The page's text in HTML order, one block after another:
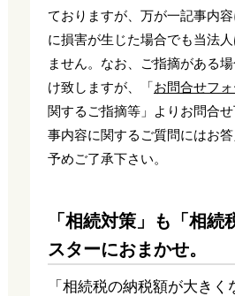
ておりますが、万が一記事内
に損害が生じた場合でも当法
ません。なお、ご指摘がある
け致しますが、「お問合せフォ
関するご指摘等」よりお問合
事内容に関するご質問にはお
予めご了承下さい。
「相続対策」も「相続
スターにおまかせ。
「相続税の納税額が大き